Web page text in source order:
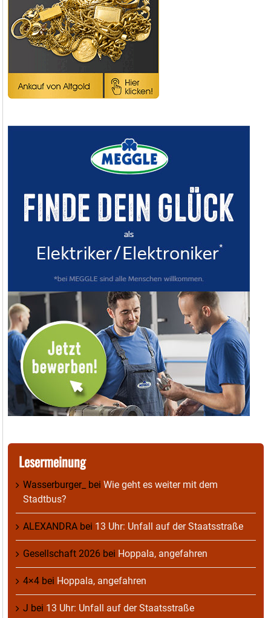
Lesermeinung
Wasserburger_ bei Wie geht es weiter mit dem
Stadtbus?
ALEXANDRA bei 13 Uhr: Unfall auf der Staatsstraße
Gesellschaft 2026 bei Hoppala, angefahren
4×4 bei Hoppala, angefahren
J bei 13 Uhr: Unfall auf der Staatsstraße